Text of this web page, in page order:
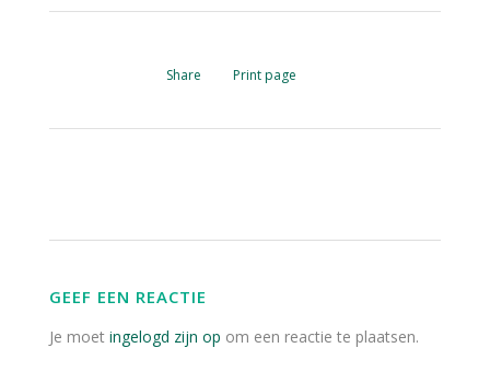
Share Print page
GEEF EEN REACTIE
Je moet ingelogd zijn op om een reactie te plaatsen.